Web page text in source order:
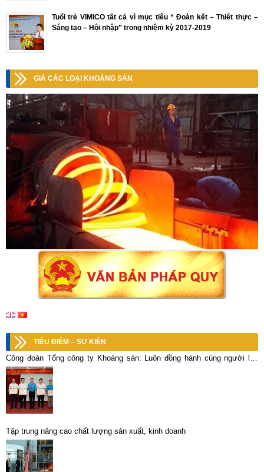
Tuổi trẻ VIMICO tất cả vì mục tiêu “ Đoàn kết – Thiết thực –
Sáng tạo – Hội nhập” trong nhiệm kỳ 2017-2019
GIÁ CÁC LOẠI KHOÁNG SẢN
TIÊU ĐIỂM – SỰ KIỆN
Công đoàn Tổng công ty Khoáng sản: Luôn đồng hành cùng người lao
động
Tập trung nâng cao chất lượng sản xuất, kinh doanh